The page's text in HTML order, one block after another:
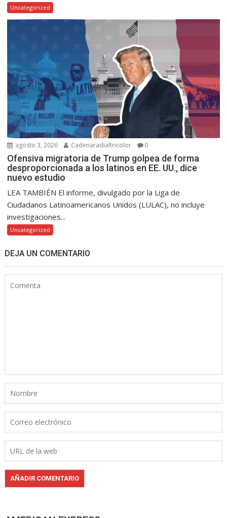
Uncategorized
agosto 3, 2026 Cadenaradialtricolor 0
Ofensiva migratoria de Trump golpea de forma
desproporcionada a los latinos en EE. UU., dice
nuevo estudio
LEA TAMBIÉN El informe, divulgado por la Liga de
Ciudadanos Latinoamericanos Unidos (LULAC), no incluye
investigaciones...
Uncategorized
DEJA UN COMENTARIO